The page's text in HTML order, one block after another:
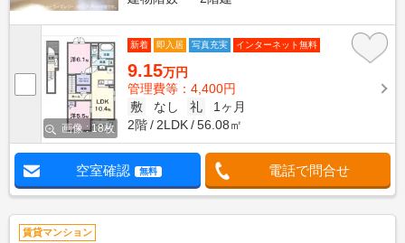
画像 : 18枚
新着 即入居 写真充実 インターネット無料
9.15万円
管理費等：4,400円
敷
なし 礼
1ヶ月
2階
2LDK 56.08㎡
空室確認 無料 電話で問合せ
賃貸マンション